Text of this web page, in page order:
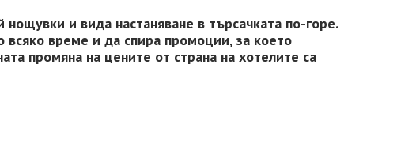
и вида настаняване в търсачката по-горе.
всяко време и да спира промоции, за което
промяна на цените от страна на хотелите са